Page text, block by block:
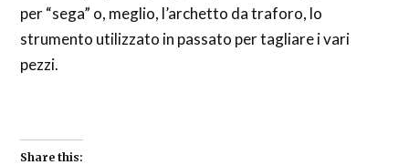
per “sega” o, meglio, l’archetto da traforo, lo
strumento utilizzato in passato per tagliare i vari
pezzi.
Share this: